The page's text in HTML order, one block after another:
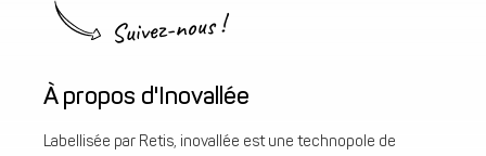
Suivez-nous !
À propos d'Inovallée
Labellisée par Retis, inovallée est une technopole de